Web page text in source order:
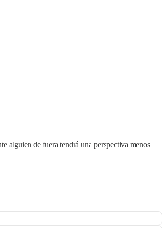
alguien de fuera tendrá una perspectiva menos